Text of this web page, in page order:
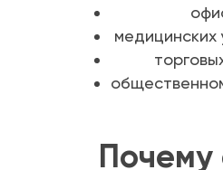
медицинских
Почему